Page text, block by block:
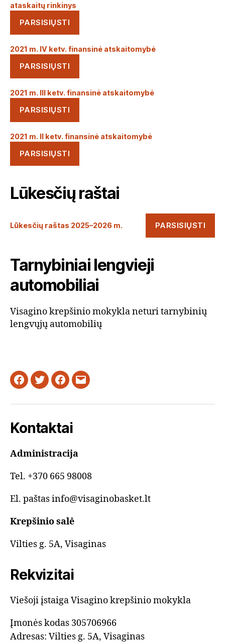
ataskaitų rinkinys
PARSISIŲSTI
2021 m. IV ketv. finansinė atskaitomybė
PARSISIŲSTI
2021 m. III ketv. finansinė atskaitomybė
PARSISIŲSTI
2021 m. II ketv. finansinė atskaitomybė
PARSISIŲSTI
Lūkesčių raštai
Lūkesčių raštas 2025–2026 m. PARSISIŲSTI
Tarnybiniai lengvieji
automobiliai
Visagino krepšinio mokykla neturi tarnybinių
lengvųjų automobilių
Facebook
TwitterInstagram
Email
Kontaktai
Administracija
Tel. +370 665 98008
El. paštas info@visaginobasket.lt
Krepšinio salė
Vilties g. 5A, Visaginas
Rekvizitai
Viešoji įstaiga Visagino krepšinio mokykla
Įmonės kodas 305706966
Adresas: Vilties g. 5A, Visaginas